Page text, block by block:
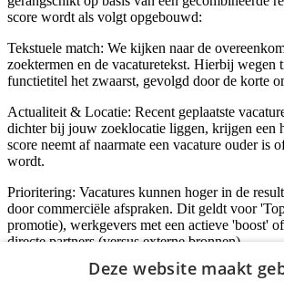
score wordt als volgt opgebouwd:
Tekstuele match: We kijken naar de
zoektermen en de vacaturetekst. Hierbij wegen
functietitel het zwaarst, gevolgd door de korte
Actualiteit & Locatie: Recent geplaatste
dichter bij jouw zoeklocatie liggen, krijgen een
score neemt af naarmate een vacature ouder is
wordt.
Prioritering: Vacatures kunnen hoger in de
door commerciële afspraken. Dit geldt voor
promotie), werkgevers met een actieve 'boost'
directe partners (versus externe bronnen).
Deze website maakt